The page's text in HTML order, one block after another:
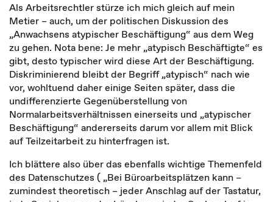
Als Arbeitsrechtler stürze ich mich gleich auf mein
Metier – auch, um der politischen Diskussion des
„Anwachsens atypischer Beschäftigung“ aus dem Weg
zu gehen. Nota bene: Je mehr „atypisch Beschäftigte“ es
gibt, desto typischer wird diese Art der Beschäftigung.
Diskriminierend bleibt der Begriff „atypisch“ nach wie
vor, wohltuend daher einige Seiten später, dass die
undifferenzierte Gegenüberstellung von
Normalarbeitsverhältnissen einerseits und „atypischer
Beschäftigung“ andererseits darum vor allem mit Blick
auf Teilzeitarbeit zu hinterfragen ist.
Ich blättere also über das ebenfalls wichtige Themenfeld
des Datenschutzes ( „Bei Büroarbeitsplätzen kann –
zumindest theoretisch – jeder Anschlag auf der Tastatur,